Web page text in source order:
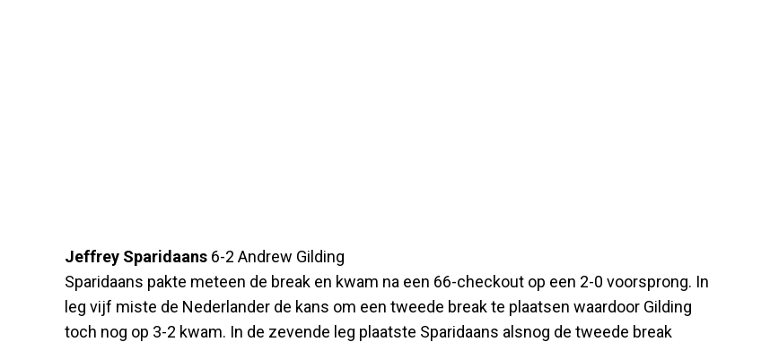
Jeffrey Sparidaans 6-2 Andrew Gilding
Sparidaans pakte meteen de break en kwam na een 66-checkout op een 2-0 voorsprong. In
leg vijf miste de Nederlander de kans om een tweede break te plaatsen waardoor Gilding
toch nog op 3-2 kwam. In de zevende leg plaatste Sparidaans alsnog de tweede break